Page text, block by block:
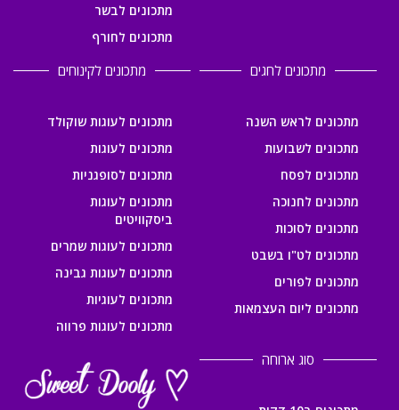
מתכונים לבשר
מתכונים לחורף
מתכונים לחגים
מתכונים לראש השנה
מתכונים לשבועות
מתכונים לפסח
מתכונים לחנוכה
מתכונים לסוכות
מתכונים לט"ו בשבט
מתכונים לפורים
מתכונים ליום העצמאות
מתכונים לקינוחים
מתכונים לעוגות שוקולד
מתכונים לעוגות
מתכונים לסופגניות
מתכונים לעוגות
ביסקוויטים
מתכונים לעוגות שמרים
מתכונים לעוגות גבינה
מתכונים לעוגיות
מתכונים לעוגות פרווה
סוג ארוחה